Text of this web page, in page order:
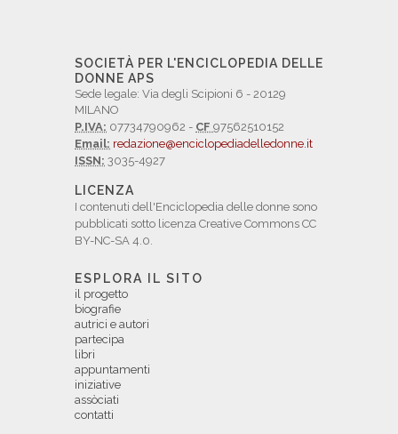
SOCIETÀ PER L'ENCICLOPEDIA DELLE
DONNE APS
Sede legale: Via degli Scipioni 6 - 20129
MILANO
P.IVA: 07734790962 - CF 97562510152
Email: redazione@enciclopediadelledonne.it
ISSN: 3035-4927
LICENZA
I contenuti dell'Enciclopedia delle donne sono
pubblicati sotto licenza Creative Commons CC
BY-NC-SA 4.0.
ESPLORA IL SITO
il progetto
biografie
autrici e autori
partecipa
libri
appuntamenti
iniziative
assòciati
contatti